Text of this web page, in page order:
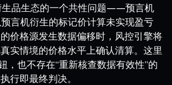
生品生态的一个共性问题——预言机
言机衍生的标记价计算未实现盈亏
价格源发生数据偏移时，风控引擎将
实情境的价格水平上确认清算。这里
，也不存在“重新核查数据有效性”的
行即最终判决。